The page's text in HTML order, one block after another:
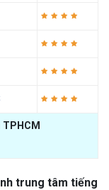
trung tâm tiếng